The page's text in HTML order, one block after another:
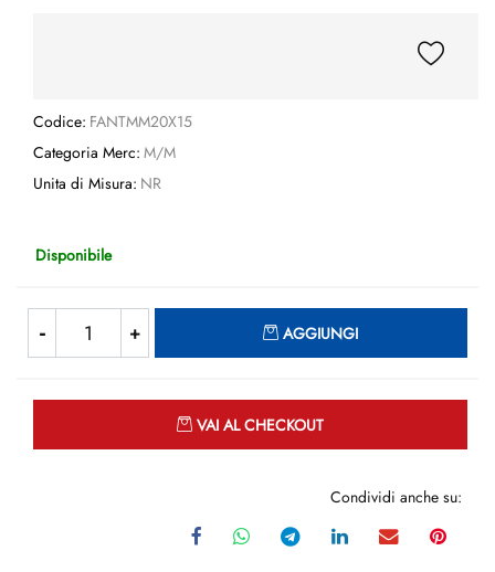
Codice: FANTMM20X15
Categoria Merc: M/M
Unita di Misura: NR
Disponibile
AGGIUNGI
VAI AL CHECKOUT
Condividi anche su: